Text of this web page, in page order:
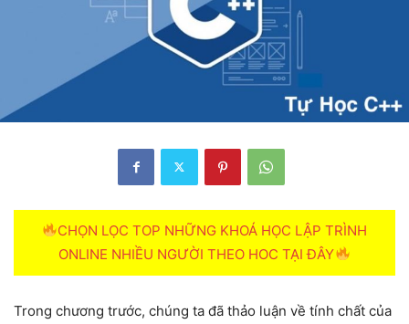
CHỌN LỌC TOP NHỮNG KHOÁ HỌC LẬP TRÌNH
ONLINE NHIỀU NGƯỜI THEO HOC TẠI ĐÂY
Trong chương trước, chúng ta đã thảo luận về tính chất của